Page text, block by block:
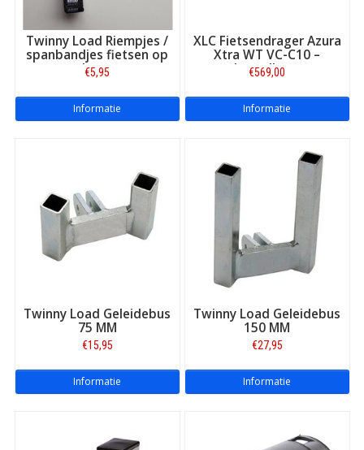
Twinny Load Riempjes /
spanbandjes fietsen op
drager
€5,95
Informatie
XLC Fietsendrager Azura
Xtra WT VC-C10 –
kantelbaar
€569,00
Informatie
Twinny Load Geleidebus
75 MM
€15,95
Informatie
Twinny Load Geleidebus
150 MM
€27,95
Informatie